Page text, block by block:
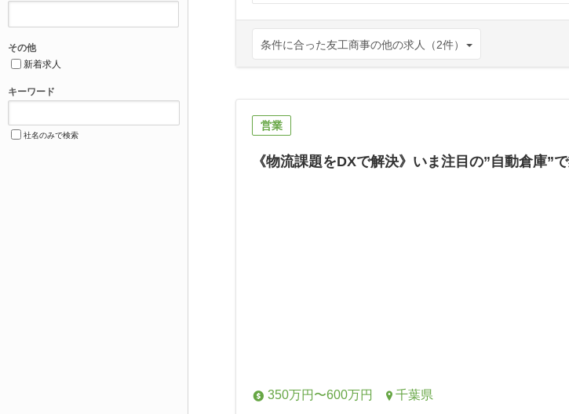
その他
新着求人
キーワード
社名のみで検索
条件に合った友工商事の他の求人（2件）
営業
《物流課題をDXで解決》いま注目の”自動倉庫”
350万円〜600万円 千葉県